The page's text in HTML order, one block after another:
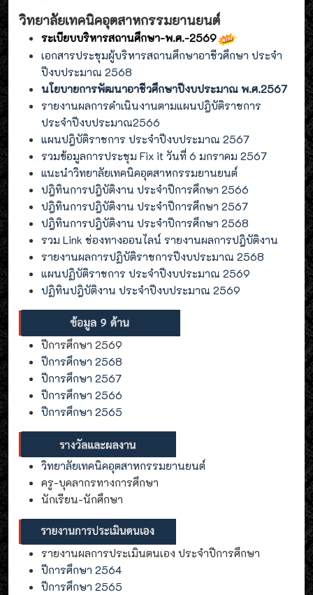
วิทยาลัยเทคนิคอุตสาหกรรมยานยนต์
ระเบียบบริหารสถานศึกษา-พ.ศ.-2569
เอกสารประชุมผู้บริหารสถานศึกษาอาชีวศึกษา ประจำ
ปีงบประมาณ 2568
นโยบายการพัฒนาอาชีวศึกษาปีงบประมาณ พ.ศ.2567
รายงานผลการดำเนินงานตามแผนปฎิบัติราชการ
ประจำปีงบประมาณ2566
แผนปฎิบัติราชการ ประจำปีงบประมาณ 2567
รวมข้อมูลการประชุม Fix it วันที่ 6 มกราคม 2567
แนะนำวิทยาลัยเทคนิคอุตสาหกรรมยานยนต์
ปฎิทินการปฎิบัติงาน ประจำปีการศึกษา 2566
ปฎิทินการปฎิบัติงาน ประจำปีการศึกษา 2567
ปฎิทินการปฎิบัติงาน ประจำปีการศึกษา 2568
รวม Link ช่องทางออนไลน์ รายงานผลการปฎิบัติงาน
รายงานผลการปฏิบัติราชการปีงบประมาณ 2568
แผนปฏิบัติราชการ ประจำปีงบประมาณ 2569
ปฏิทินปฎิบัติงาน ประจำปีงบประมาณ 2569
ปีการศึกษา 2569
ปีการศึกษา 2568
ปีการศึกษา 2567
ปีการศึกษา 2566
ปีการศึกษา 2565
วิทยาลัยเทคนิคอุตสาหกรรมยานยนต์
ครู-บุคลากรทางการศึกษา
นักเรียน-นักศึกษา
รายงานผลการประเมินตนเอง ประจำปีการศึกษา
ปีการศึกษา 2564
ปีการศึกษา 2565